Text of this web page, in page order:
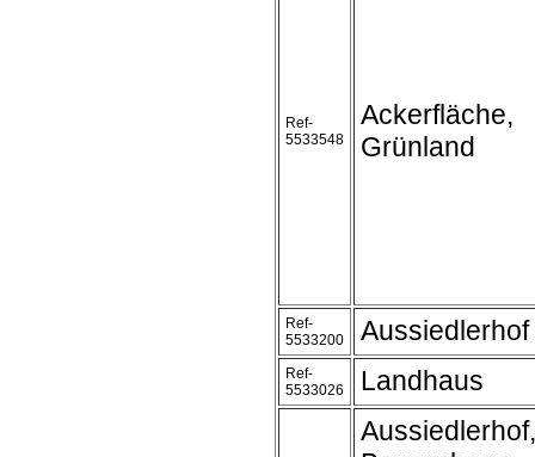
Ref-
5533548
Ackerfläche,
Grünland
Ref-
5533200
Aussiedlerhof
Ref-
5533026
Landhaus
Aussiedlerhof,